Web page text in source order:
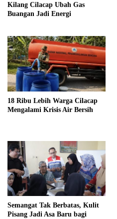
Kilang Cilacap Ubah Gas
Buangan Jadi Energi
18 Ribu Lebih Warga Cilacap
Mengalami Krisis Air Bersih
Semangat Tak Berbatas, Kulit
Pisang Jadi Asa Baru bagi